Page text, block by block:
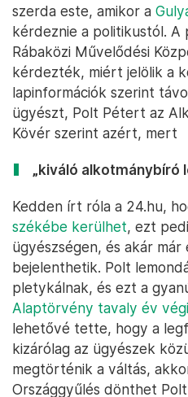
szerda este, amikor a
kérdeznie a politikustól. A
Rábaközi Művelődési
kérdezték, miért jelölik a
lapinformációk szerint
ügyészt, Polt Pétert az
Kövér szerint azért, mert
„kiváló alkotmánybíró
Kedden írt róla a 24.hu,
székébe kerülhet, ezt
ügyészségen, és akár már
bejelenthetik. Polt
pletykálnak, és ezt a
Alaptörvény tavaly év
lehetővé tette, hogy a
kizárólag az ügyészek
megtörténik a váltás,
Országgyűlés dönthet